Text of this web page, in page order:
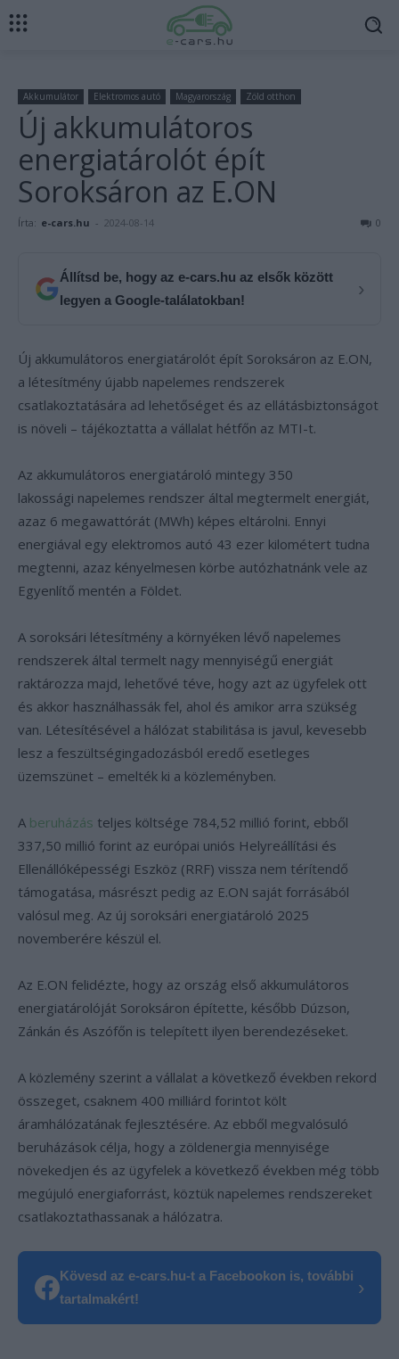
Akkumulátor Elektromos autó Magyarország Zöld otthon
Új akkumulátoros
energiatárolót épít
Soroksáron az E.ON
Írta: e-cars.hu - 2024-08-14 0
Állítsd be, hogy az e-cars.hu az elsők között
legyen a Google-találatokban!
›
Új akkumulátoros energiatárolót épít Soroksáron az E.ON,
a létesítmény újabb napelemes rendszerek
csatlakoztatására ad lehetőséget és az ellátásbiztonságot
is növeli – tájékoztatta a vállalat hétfőn az MTI-t.
Az akkumulátoros energiatároló mintegy 350
lakossági napelemes rendszer által megtermelt energiát,
azaz 6 megawattórát (MWh) képes eltárolni. Ennyi
energiával egy elektromos autó 43 ezer kilométert tudna
megtenni, azaz kényelmesen körbe autózhatnánk vele az
Egyenlítő mentén a Földet.
A soroksári létesítmény a környéken lévő napelemes
rendszerek által termelt nagy mennyiségű energiát
raktározza majd, lehetővé téve, hogy azt az ügyfelek ott
és akkor használhassák fel, ahol és amikor arra szükség
van. Létesítésével a hálózat stabilitása is javul, kevesebb
lesz a feszültségingadozásból eredő esetleges
üzemszünet – emelték ki a közleményben.
A beruházás teljes költsége 784,52 millió forint, ebből
337,50 millió forint az európai uniós Helyreállítási és
Ellenállóképességi Eszköz (RRF) vissza nem térítendő
támogatása, másrészt pedig az E.ON saját forrásából
valósul meg. Az új soroksári energiatároló 2025
novemberére készül el.
Az E.ON felidézte, hogy az ország első akkumulátoros
energiatárolóját Soroksáron építette, később Dúzson,
Zánkán és Aszófőn is telepített ilyen berendezéseket.
A közlemény szerint a vállalat a következő években rekord
összeget, csaknem 400 milliárd forintot költ
áramhálózatának fejlesztésére. Az ebből megvalósuló
beruházások célja, hogy a zöldenergia mennyisége
növekedjen és az ügyfelek a következő években még több
megújuló energiaforrást, köztük napelemes rendszereket
csatlakoztathassanak a hálózatra.
Kövesd az e-cars.hu-t a Facebookon is, további
tartalmakért!
›